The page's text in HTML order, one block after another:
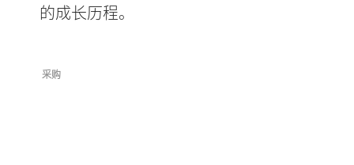
的成长历程。
采购